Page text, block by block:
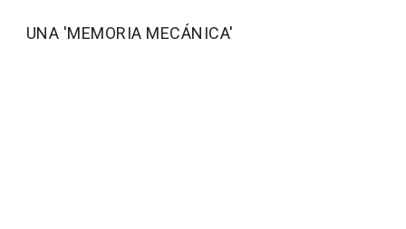
UNA 'MEMORIA MECÁNICA'